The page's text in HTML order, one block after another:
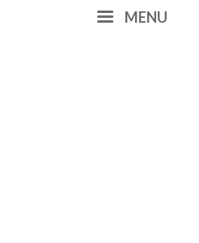
MENU